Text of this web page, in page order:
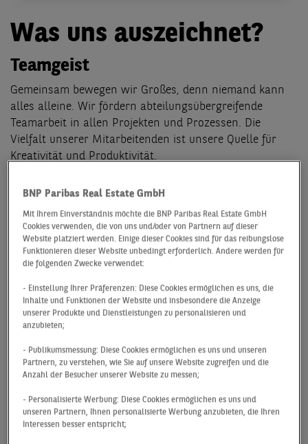
Was uns auszeichnet?
Teamgeist
Gemeinsam bewegen wir Großes, denn niemand kann
alles alleine. Wir fördern abteilungsübergreifende
Teamarbeit in allen Projekten und Prozessen. Die
Vielfalt unserer Mitarbeitenden ist unsere Quelle für
Kreativität und Produktivität.
Leidenschaft
Gemeinsam treiben wir unterschiedlichste Projekte
voran, wachsen über uns hinaus, brechen Rekorde und
denken dabei die Immobilienwirtschaft immer wieder
ein Stück neu.
Vertrauen
bei uns auch, Vertrauen zu schenken. Von Beginn an
erhältst Du größtmögliche Entscheidungsfreiheit. Denn
auch umzusetzen.
BNP Paribas Real Estate GmbH
Mit Ihrem Einverständnis möchte die BNP Paribas Real Estate GmbH
Cookies verwenden, die von uns und/oder von Partnern auf dieser
Website platziert werden. Einige dieser Cookies sind für das reibungslose
Funktionieren dieser Website unbedingt erforderlich. Andere werden für
die folgenden Zwecke verwendet:
- Einstellung Ihrer Präferenzen: Diese Cookies ermöglichen es uns, die
Inhalte und Funktionen der Website und insbesondere die Anzeige
unserer Produkte und Dienstleistungen zu personalisieren und
anzubieten;
- Publikumsmessung: Diese Cookies ermöglichen es uns und unseren
Partnern, zu verstehen, wie Sie auf unsere Website zugreifen und die
Anzahl der Besucher unserer Website zu messen;
- Personalisierte Werbung: Diese Cookies ermöglichen es uns und
unseren Partnern, Ihnen personalisierte Werbung anzubieten, die Ihren
Interessen besser entspricht;